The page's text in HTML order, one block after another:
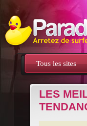
Tous les sites
LES